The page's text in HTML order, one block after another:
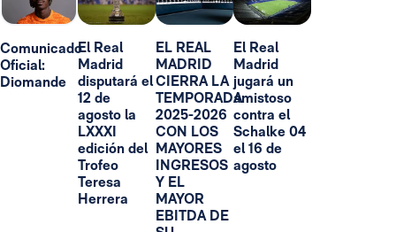
Comunicado
Oficial:
Diomande
El Real
Madrid
disputará el
12 de
agosto la
LXXXI
edición del
Trofeo
Teresa
Herrera
EL REAL
MADRID
CIERRA LA
TEMPORADA
2025-2026
CON LOS
MAYORES
INGRESOS
Y EL
MAYOR
EBITDA DE
El Real
Madrid
jugará un
amistoso
contra el
Schalke 04
el 16 de
agosto